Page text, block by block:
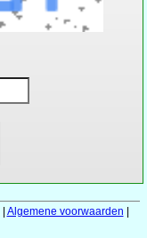
| Algemene voorwaarden |